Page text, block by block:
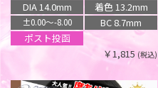
DIA 14.0mm
着色 13.2mm
±0.00〜-8.00
BC 8.7mm
ポスト投函
￥1,815 (税込)
DIA 14.5mm
着色 13.3mm
±0.00〜-10.00
BC 8.7mm
まとめて割引
ポスト投函
￥1,760 (税込)
ワンデー
1箱10枚入り
DIA 14.5mm
着色 13.6mm
±0.00〜-8.00
BC 8.7mm
ポスト投函
￥1,760